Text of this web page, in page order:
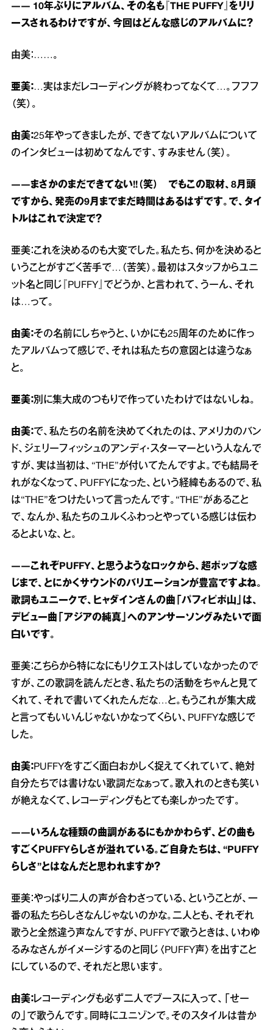
―― 10年ぶりにアルバム、その名も『THE PUFFY』をリリ
ースされるわけですが、今回はどんな感じのアルバムに？
由美：……。
亜美：…実はまだレコーディングが終わってなくて…。フフフ
（笑）。
由美：25年やってきましたが、できてないアルバムについて
のインタビューは初めてなんです、すみません（笑）。
――まさかのまだできてない!!（笑） でもこの取材、8月頭
ですから、発売の9月までまだ時間はあるはずです。で、タイ
トルはこれで決定で？
亜美：これを決めるのも大変でした。私たち、何かを決めると
いうことがすごく苦手で…（苦笑）。最初はスタッフからユニ
ット名と同じ『PUFFY』でどうか、と言われて、うーん、それ
は…って。
由美：その名前にしちゃうと、いかにも25周年のために作っ
たアルバムって感じで、それは私たちの意図とは違うなぁ
と。
亜美：別に集大成のつもりで作っていたわけではないしね。
由美：で、私たちの名前を決めてくれたのは、アメリカのバン
ド、ジェリーフィッシュのアンディ・スターマーという人なんで
すが、実は当初は、“THE”が付いてたんですよ。でも結局そ
れがなくなって、PUFFYになった、という経緯もあるので、私
は“THE”をつけたいって言ったんです。“THE”があること
で、なんか、私たちのユルくふわっとやっている感じは伝わ
るとよいな、と。
――これぞPUFFY、と思うようなロックから、超ポップな感
じまで、とにかくサウンドのバリエーションが豊富ですよね。
歌詞もユニークで、ヒャダインさんの曲「パフィピポ山」は、
デビュー曲「アジアの純真」へのアンサーソングみたいで面
白いです。
亜美：こちらから特になにもリクエストはしていなかったので
すが、この歌詞を読んだとき、私たちの活動をちゃんと見て
くれて、それで書いてくれたんだな…と。もうこれが集大成
と言ってもいいんじゃないかなってくらい、PUFFYな感じで
した。
由美：PUFFYをすごく面白おかしく捉えてくれていて、絶対
自分たちでは書けない歌詞だなぁって。歌入れのときも笑い
が絶えなくて、レコーディングもとても楽しかったです。
――いろんな種類の曲調があるにもかかわらず、どの曲も
すごくPUFFYらしさが溢れている。ご自身たちは、“PUFFY
らしさ”とはなんだと思われますか？
亜美：やっぱり二人の声が合わさっている、ということが、一
番の私たちらしさなんじゃないのかな。二人とも、それぞれ
歌うと全然違う声なんですが、PUFFYで歌うときは、いわゆ
るみなさんがイメージするのと同じ〈PUFFY声〉を出すこと
にしているので、それだと思います。
由美： レコーディングも必ず二人でブースに入って、「せー
の」で歌うんです。同時にユニゾンで。そのスタイルは昔か